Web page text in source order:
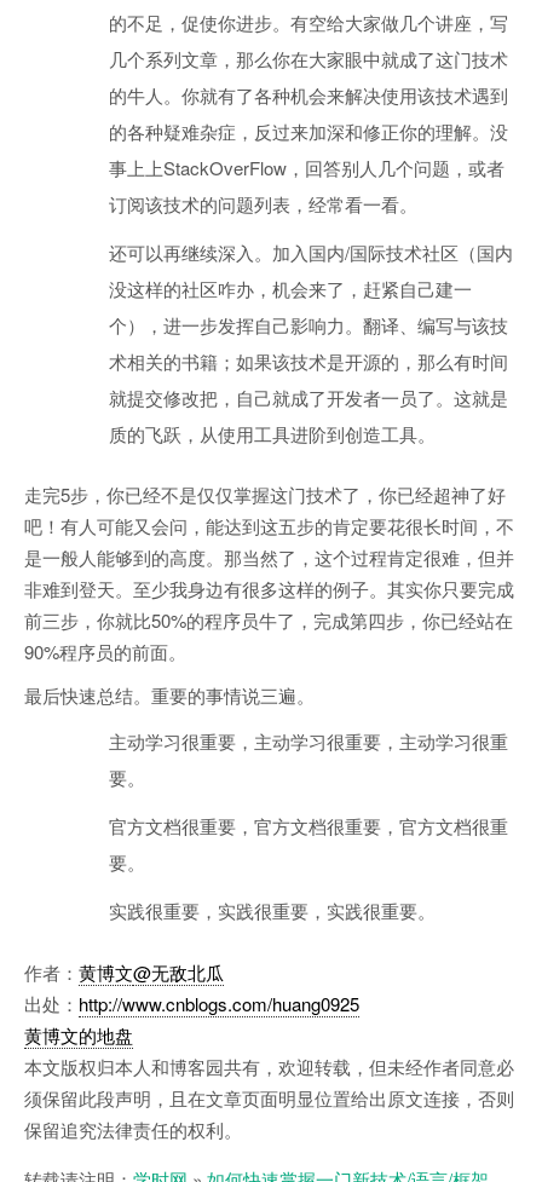
的不足，促使你进步。有空给大家做几个讲座，写
几个系列文章，那么你在大家眼中就成了这门技术
的牛人。你就有了各种机会来解决使用该技术遇到
的各种疑难杂症，反过来加深和修正你的理解。没
事上上StackOverFlow，回答别人几个问题，或者
订阅该技术的问题列表，经常看一看。
还可以再继续深入。加入国内/国际技术社区（国内
没这样的社区咋办，机会来了，赶紧自己建一
个），进一步发挥自己影响力。翻译、编写与该技
术相关的书籍；如果该技术是开源的，那么有时间
就提交修改把，自己就成了开发者一员了。这就是
质的飞跃，从使用工具进阶到创造工具。
走完5步，你已经不是仅仅掌握这门技术了，你已经超神了好
吧！有人可能又会问，能达到这五步的肯定要花很长时间，不
是一般人能够到的高度。那当然了，这个过程肯定很难，但并
非难到登天。至少我身边有很多这样的例子。其实你只要完成
前三步，你就比50%的程序员牛了，完成第四步，你已经站在
90%程序员的前面。
最后快速总结。重要的事情说三遍。
主动学习很重要，主动学习很重要，主动学习很重
要。
官方文档很重要，官方文档很重要，官方文档很重
要。
实践很重要，实践很重要，实践很重要。
作者： 黄博文@无敌北瓜
出处： http://www.cnblogs.com/huang0925
黄博文的地盘
本文版权归本人和博客园共有，欢迎转载，但未经作者同意必
须保留此段声明，且在文章页面明显位置给出原文连接，否则
保留追究法律责任的权利。